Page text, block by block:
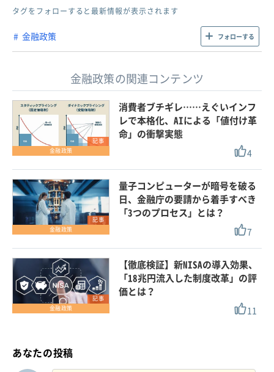
タグをフォローすると最新情報が表示されます
金融政策 フォローする
金融政策の関連コンテンツ
記事
金融政策
消費者ブチギレ……えぐいインフ
レで本格化、AIによる「値付け革
命」の衝撃実態
4
記事
金融政策
量子コンピューターが暗号を破る
日、金融庁の要請から着手すべき
「3つのプロセス」とは？
7
記事
金融政策
【徹底検証】新NISAの導入効果、
「18兆円流入した制度改革」の評
価とは？
11
あなたの投稿